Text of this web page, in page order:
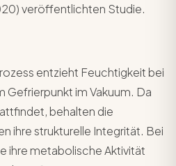
veröffentlichten Studie.
entzieht Feuchtigkeit bei
Gefrierpunkt im Vakuum. Da
behalten die
ihre strukturelle Integrität. Bei
ihre metabolische Aktivität